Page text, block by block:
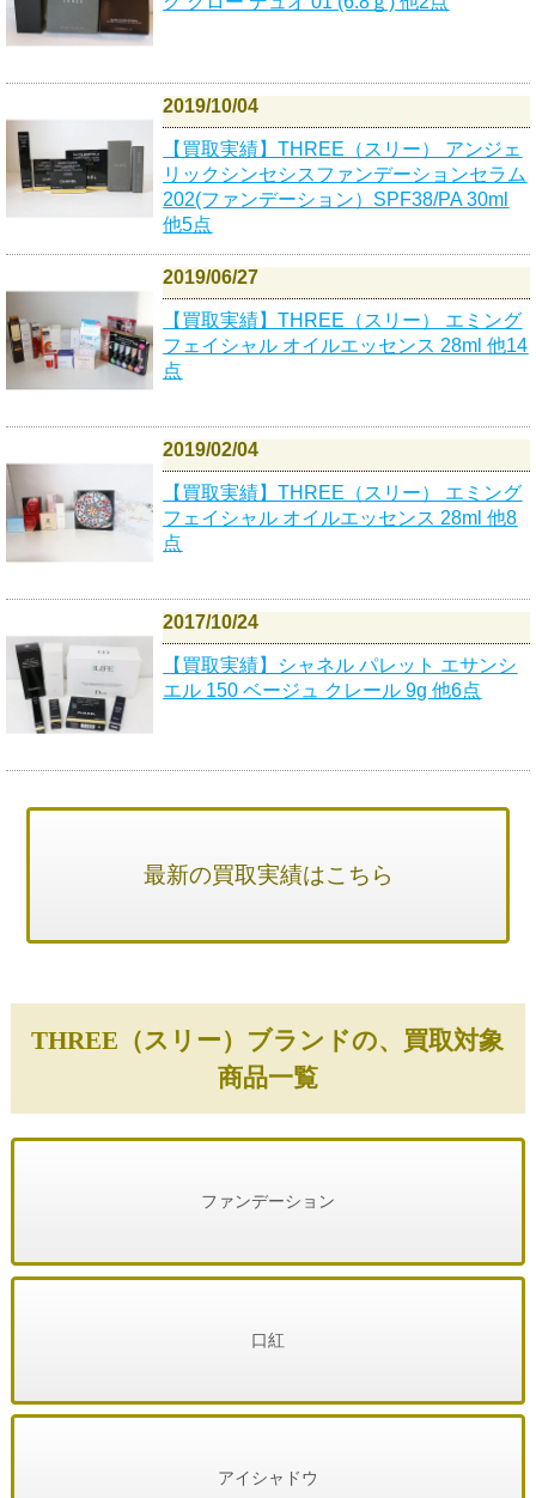
2019/10/04
【買取実績】THREE（スリー） アンジェ
リックシンセシスファンデーションセラム
202(ファンデーション）SPF38/PA 30ml
他5点
2019/06/27
【買取実績】THREE（スリー） エミング
フェイシャル オイルエッセンス 28ml 他14
点
2019/02/04
【買取実績】THREE（スリー） エミング
フェイシャル オイルエッセンス 28ml 他8
点
2017/10/24
【買取実績】シャネル パレット エサンシ
エル 150 ベージュ クレール 9g 他6点
最新の買取実績はこちら
THREE（スリー）ブランドの、買取対象
商品一覧
ファンデーション
口紅
アイシャドウ